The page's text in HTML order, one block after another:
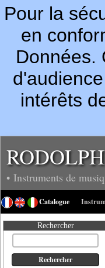
Pour la
en
Données.
intérêts
• Instruments de
Catalogue
Rechercher